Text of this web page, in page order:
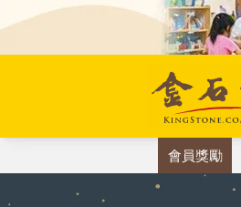
會員獎勵